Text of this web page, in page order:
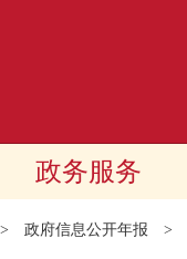
政务服务
政府信息公开年报 >